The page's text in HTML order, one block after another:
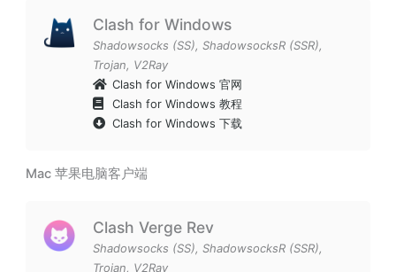
Clash for Windows
Shadowsocks (SS), ShadowsocksR (SSR),
Trojan, V2Ray
Clash for Windows 官网
Clash for Windows 教程
Clash for Windows 下载
Mac 苹果电脑客户端
Clash Verge Rev
Shadowsocks (SS), ShadowsocksR (SSR),
Trojan, V2Ray